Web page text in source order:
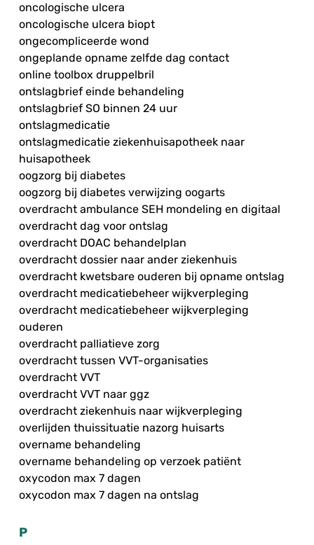
oncologische ulcera
oncologische ulcera biopt
ongecompliceerde wond
ongeplande opname zelfde dag contact
online toolbox druppelbril
ontslagbrief einde behandeling
ontslagbrief SO binnen 24 uur
ontslagmedicatie
ontslagmedicatie ziekenhuisapotheek naar
huisapotheek
oogzorg bij diabetes
oogzorg bij diabetes verwijzing oogarts
overdracht ambulance SEH mondeling en digitaal
overdracht dag voor ontslag
overdracht DOAC behandelplan
overdracht dossier naar ander ziekenhuis
overdracht kwetsbare ouderen bij opname ontslag
overdracht medicatiebeheer wijkverpleging
overdracht medicatiebeheer wijkverpleging
ouderen
overdracht palliatieve zorg
overdracht tussen VVT-organisaties
overdracht VVT
overdracht VVT naar ggz
overdracht ziekenhuis naar wijkverpleging
overlijden thuissituatie nazorg huisarts
overname behandeling
overname behandeling op verzoek patiënt
oxycodon max 7 dagen
oxycodon max 7 dagen na ontslag
P